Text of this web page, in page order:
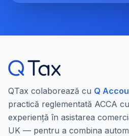
QTax colaborează cu Q
practică reglementată ACCA
experiență în asistarea
UK — pentru a combina